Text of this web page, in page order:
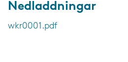
Nedladdningar
wkr0001.pdf